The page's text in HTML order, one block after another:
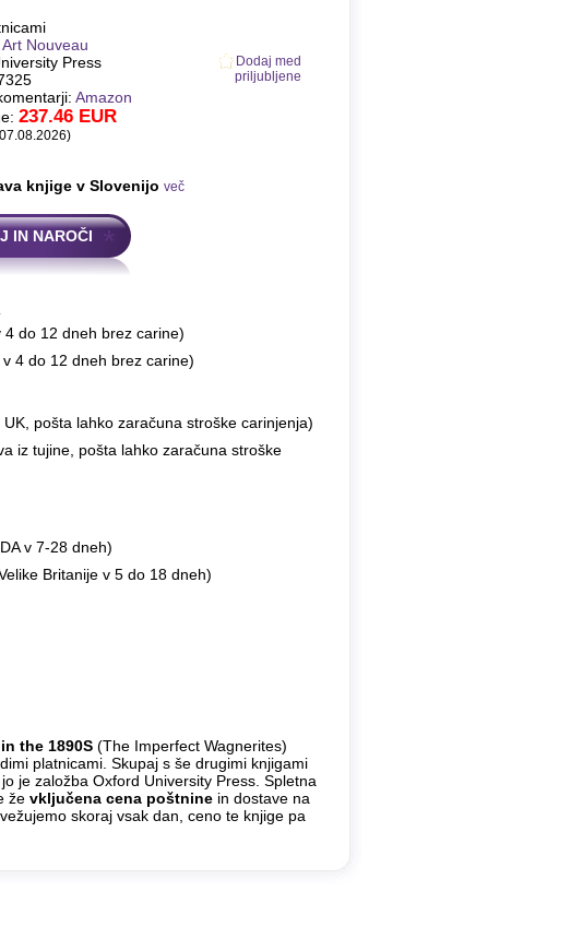
Nouveau
Press
Amazon
237.46 EUR
knjige v Slovenijo več
IN NAROČI
Dodaj med
priljubljene
4 do 12 dneh brez carine)
4 do 12 dneh brez carine)
pošta lahko zaračuna stroške carinjenja)
iz tujine, pošta lahko zaračuna stroške
v 7-28 dneh)
Britanije v 5 do 18 dneh)
the 1890S (The Imperfect Wagnerites)
platnicami. Skupaj s še drugimi knjigami
je založba Oxford University Press. Spletna
že vključena cena poštnine in dostave na
skoraj vsak dan, ceno te knjige pa